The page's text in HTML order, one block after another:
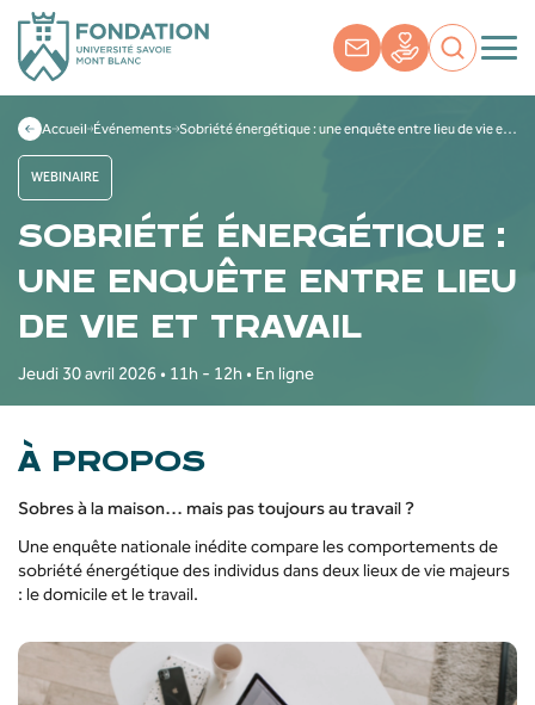
Accueil Événements Sobriété énergétique : une enquête entre lieu de vie et travail
WEBINAIRE
SOBRIÉTÉ ÉNERGÉTIQUE :
UNE ENQUÊTE ENTRE LIEU
DE VIE ET TRAVAIL
Jeudi 30 avril 2026 • 11h - 12h • En ligne
À PROPOS
Sobres à la maison… mais pas toujours au travail ?
Une enquête nationale inédite compare les comportements de
sobriété énergétique des individus dans deux lieux de vie majeurs
: le domicile et le travail.